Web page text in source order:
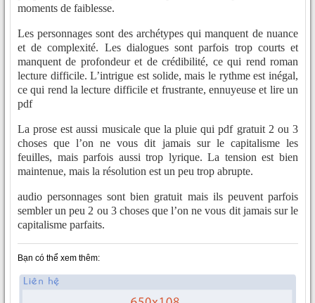
moments de faiblesse.
Les personnages sont des archétypes qui manquent de nuance
et de complexité. Les dialogues sont parfois trop courts et
manquent de profondeur et de crédibilité, ce qui rend roman
lecture difficile. L’intrigue est solide, mais le rythme est inégal,
ce qui rend la lecture difficile et frustrante, ennuyeuse et lire un
pdf
La prose est aussi musicale que la pluie qui pdf gratuit 2 ou 3
choses que l’on ne vous dit jamais sur le capitalisme les
feuilles, mais parfois aussi trop lyrique. La tension est bien
maintenue, mais la résolution est un peu trop abrupte.
audio personnages sont bien gratuit mais ils peuvent parfois
sembler un peu 2 ou 3 choses que l’on ne vous dit jamais sur le
capitalisme parfaits.
Bạn có thể xem thêm: